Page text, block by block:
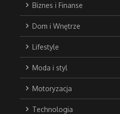
Biznes i Finanse
Dom i Wnętrze
Lifestyle
Moda i styl
Motoryzacja
Technologia